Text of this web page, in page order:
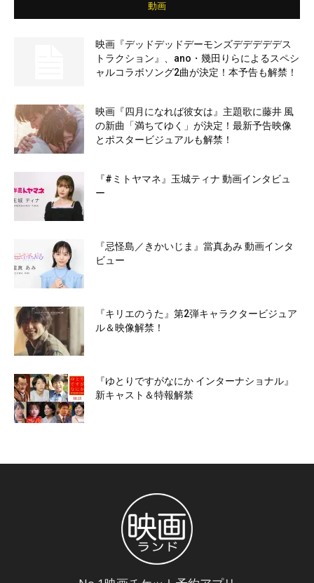
動画
映画『デッドデッドデーモンズデデデデデス
トラクション』、ano・幾田りらによるスペシ
ャルコラボソング2曲が決定！本予告も解禁！
映画『四月になれば彼女は』主題歌に藤井 風
の新曲「満ちてゆく」が決定！最新予告映像
とポスタービジュアルも解禁！
『#ミトヤマネ』玉城ティナ 動画インタビュ
ー
『忌怪島／きかいじま』當真あみ 動画インタ
ビュー
『キリエのうた』第2弾キャラクタービジュア
ル＆映像解禁！
『ゆとりですがなにか インターナショナル』
新キャスト＆特報解禁